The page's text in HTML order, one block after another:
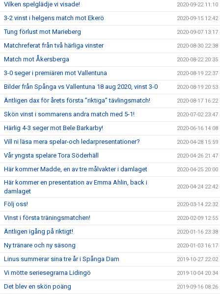
Vilken spelglädje vi visade! 2020-09-22 11:10
3-2 vinst i helgens match mot Ekerö 2020-09-15 12:42
Tung förlust mot Marieberg 2020-09-07 13:17
Matchreferat från två härliga vinster 2020-08-30 22:38
Match mot Åkersberga 2020-08-22 20:35
3-0 seger i premiären mot Vallentuna 2020-08-19 22:37
Bilder från Spånga vs Vallentuna 18 aug 2020, vinst 3-0 2020-08-19 20:53
Äntligen dax för årets första ”riktiga” tävlingsmatch! 2020-08-17 16:22
Skön vinst i sommarens andra match med 5-1! 2020-07-02 23:47
Härlig 4-3 seger mot Bele Barkarby! 2020-06-16 14:08
Vill ni läsa mera spelar-och ledarpresentationer? 2020-04-28 15:59
Vår yngsta spelare Tora Söderhäll 2020-04-26 21:47
Här kommer Madde, en av tre målvakter i damlaget 2020-04-25 20:00
Här kommer en presentation av Emma Ahlin, back i
damlaget
2020-04-24 22:42
Följ oss! 2020-03-14 22:32
Vinst i första träningsmatchen! 2020-02-09 12:55
Äntligen igång på riktigt! 2020-01-16 23:38
Ny tränare och ny säsong 2020-01-03 16:17
Linus summerar sina tre år i Spånga Dam 2019-10-27 22:02
Vi mötte seriesegrarna Lidingö 2019-10-04 20:34
Det blev en skön poäng 2019-09-16 08:26